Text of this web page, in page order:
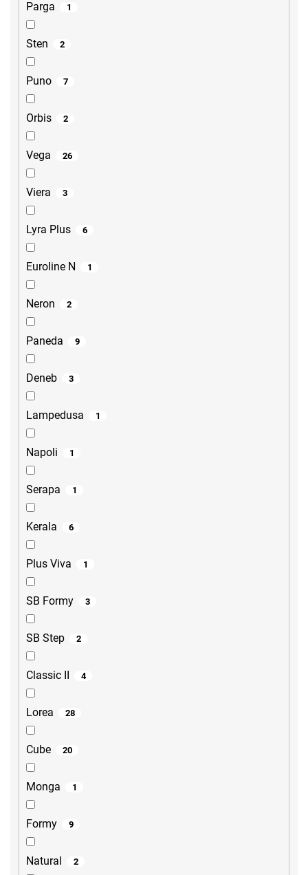
Parga 1
Sten 2
Puno 7
Orbis 2
Vega 26
Viera 3
Lyra Plus 6
Euroline N 1
Neron 2
Paneda 9
Deneb 3
Lampedusa 1
Napoli 1
Serapa 1
Kerala 6
Plus Viva 1
SB Formy 3
SB Step 2
Classic II 4
Lorea 28
Cube 20
Monga 1
Formy 9
Natural 2